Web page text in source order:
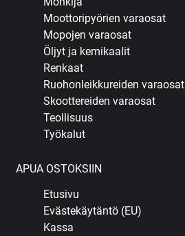
Moottoripyörien varaosat
Mopojen varaosat
Öljyt ja kemikaalit
Renkaat
Ruohonleikkureiden varaosat
Skoottereiden varaosat
Teollisuus
Työkalut
APUA OSTOKSIIN
Etusivu
Evästekäytäntö (EU)
Kassa